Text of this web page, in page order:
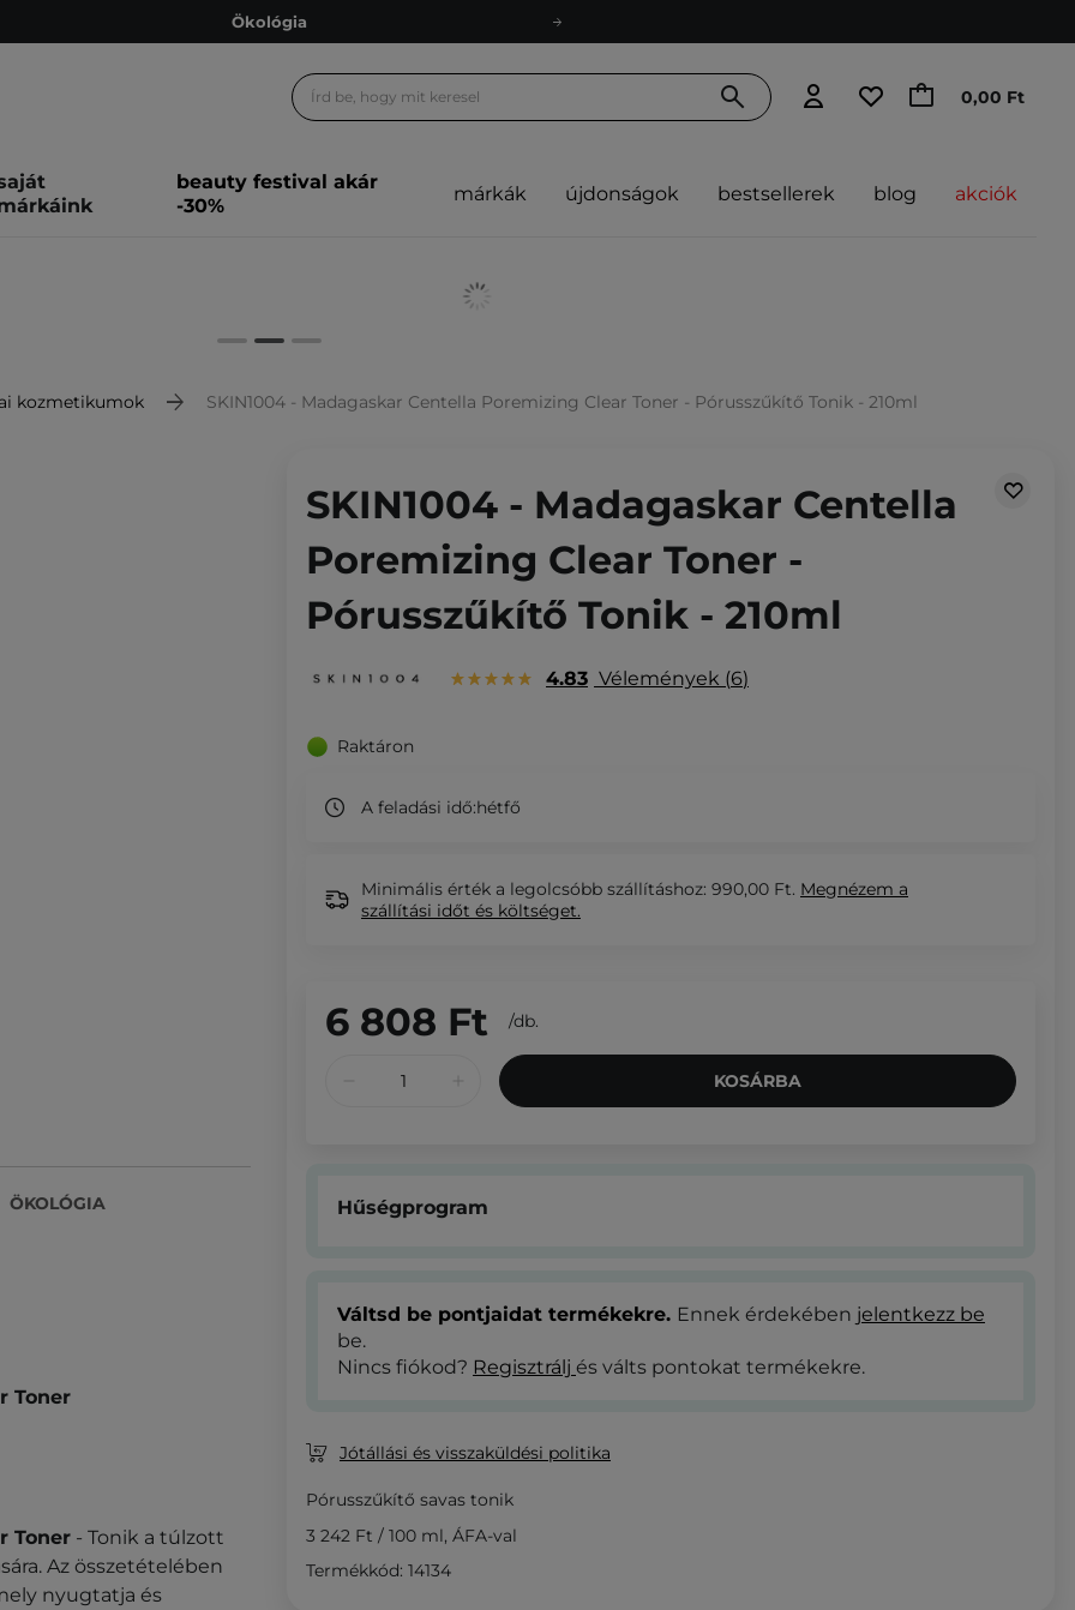
Ökológia
Ingyenes szállítás 15 000 Ft-tól
Ökológia
0,00 Ft
beauty festival akár
-30%
márkák újdonságok bestsellerek blog akciók
kozmetikumok SKIN1004 - Madagaskar Centella Poremizing Clear Toner - Pórusszűkítő Tonik - 210ml
ÖKOLÓGIA
Toner
Toner - Tonik a túlzott
Az összetételében
nyugtatja és
SKIN1004 - Madagaskar Centella
Poremizing Clear Toner -
Pórusszűkítő Tonik - 210ml
4.83 Vélemények 6
Raktáron
A feladási idő:hétfő
Minimális érték a legolcsóbb szállításhoz: 990,00 Ft. Megnézem a
szállítási időt és költséget.
6 808 Ft /db.
KOSÁRBA
Hűségprogram
Váltsd be pontjaidat termékekre. Ennek érdekében jelentkezz be
be.
Nincs fiókod? Regisztrálj és válts pontokat termékekre.
Jótállási és visszaküldési politika
Pórusszűkítő savas tonik
3 242 Ft / 100 ml, ÁFA-val
Termékkód: 14134